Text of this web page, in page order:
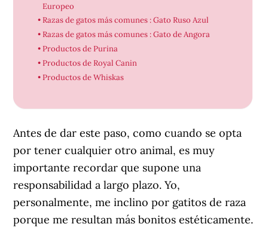
Europeo
Razas de gatos más comunes : Gato Ruso Azul
Razas de gatos más comunes : Gato de Angora
Productos de Purina
Productos de Royal Canin
Productos de Whiskas
Antes de dar este paso, como cuando se opta
por tener cualquier otro animal, es muy
importante recordar que supone una
responsabilidad a largo plazo. Yo,
personalmente, me inclino por gatitos de raza
porque me resultan más bonitos estéticamente.